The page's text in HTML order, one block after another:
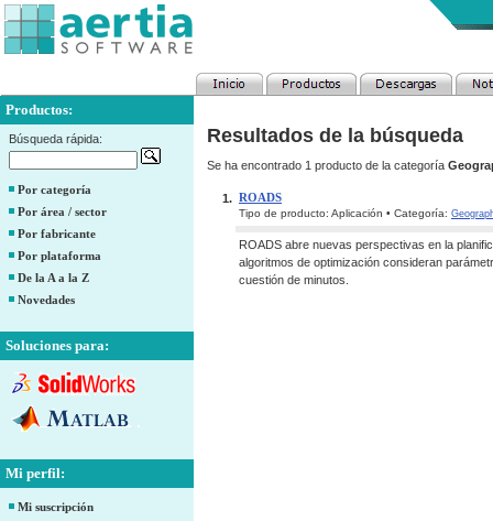
Productos:
Búsqueda rápida:
Por categoría
Por área / sector
Por fabricante
Por plataforma
De la A a la Z
Novedades
Soluciones para:
Mi perfil:
Mi suscripción
Resultados de la búsqueda
Se ha encontrado 1 producto de la categoría
1. ROADS
Tipo de producto: Aplicación • Categoría:
ROADS abre nuevas perspectivas en la
algoritmos de optimización consideran
cuestión de minutos.